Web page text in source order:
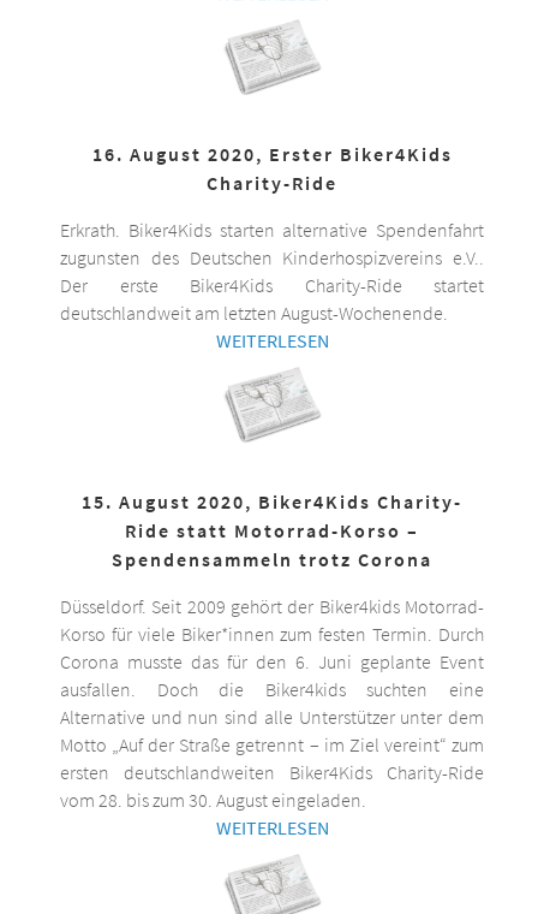
16. August 2020, Erster Biker4Kids
Charity-Ride
Erkrath. Biker4Kids starten alternative Spendenfahrt
zugunsten des Deutschen Kinderhospizvereins e.V..
Der erste Biker4Kids Charity-Ride startet
deutschlandweit am letzten August-Wochenende.
WEITERLESEN
15. August 2020, Biker4Kids Charity-
Ride statt Motorrad-Korso –
Spendensammeln trotz Corona
Düsseldorf. Seit 2009 gehört der Biker4kids Motorrad-
Korso für viele Biker*innen zum festen Termin. Durch
Corona musste das für den 6. Juni geplante Event
ausfallen. Doch die Biker4kids suchten eine
Alternative und nun sind alle Unterstützer unter dem
Motto „Auf der Straße getrennt – im Ziel vereint“ zum
ersten deutschlandweiten Biker4Kids Charity-Ride
vom 28. bis zum 30. August eingeladen.
WEITERLESEN